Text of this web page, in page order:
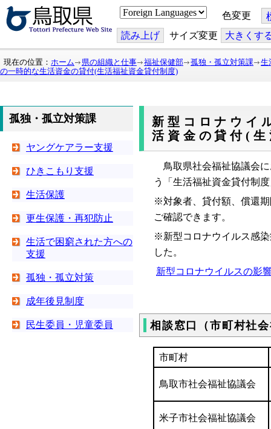
こ
の
ジ
を
翻
訳
色変更
読み上げ サイズ変更 大きくす
現在の位置： ホーム 県の組織と仕事 福祉保健部 孤独・孤立対策課
生
の一時的な生活資金の貸付(生活福祉資金貸付制度)
孤独・孤立対策課
ヤングケアラー支援
ひきこもり支援
生活保護
更生保護・再犯防止
生活で困窮された方への
支援
孤独・孤立対策
成年後見制度
民生委員・児童委員
新型コロナウイ
活資金の貸付(
鳥取県社会福祉協議会に
う「生活福祉資金貸付制
※対象者、貸付額、償還
ご確認できます。
※新型コロナウイルス感
した。
新型コロナウイルスの影
相談窓口（市町村社
市町村
鳥取市社会福祉協議会
米子市社会福祉協議会